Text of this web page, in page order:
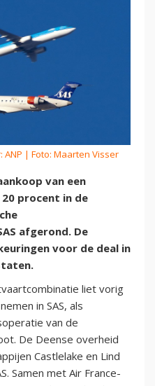
ANP | Foto: Maarten Visser
van een
procent in de
afgerond. De
voor de deal in
liet vorig
in SAS, als
van de
De Deense overheid
Castlelake en Lind
Samen met Air France-